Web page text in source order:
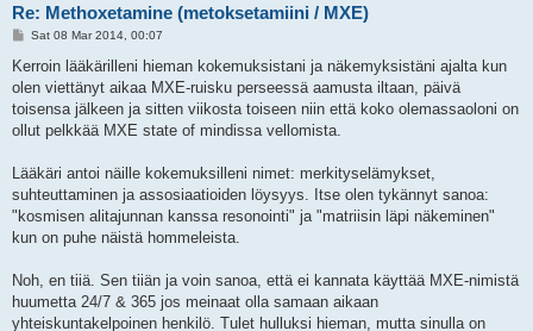
Re: Methoxetamine (metoksetamiini / MXE)
P
s
Sat 08 Mar 2014, 00:07
Kerroin lääkärilleni hieman kokemuksistani ja näkemyksistäni ajalta kun
olen viettänyt aikaa MXE-ruisku perseessä aamusta iltaan, päivä
toisensa jälkeen ja sitten viikosta toiseen niin että koko olemassaoloni on
ollut pelkkää MXE state of mindissa vellomista.
Lääkäri antoi näille kokemuksilleni nimet: merkityselämykset,
suhteuttaminen ja assosiaatioiden löysyys. Itse olen tykännyt sanoa:
"kosmisen alitajunnan kanssa resonointi" ja "matriisin läpi näkeminen"
kun on puhe näistä hommeleista.
Noh, en tiiä. Sen tiiän ja voin sanoa, että ei kannata käyttää MXE-nimistä
huumetta 24/7 & 365 jos meinaat olla samaan aikaan
yhteiskuntakelpoinen henkilö. Tulet hulluksi hieman, mutta sinulla on